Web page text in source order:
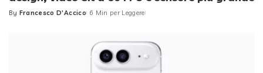
Posted
By Francesco D'Accico 6 Min per Leggere